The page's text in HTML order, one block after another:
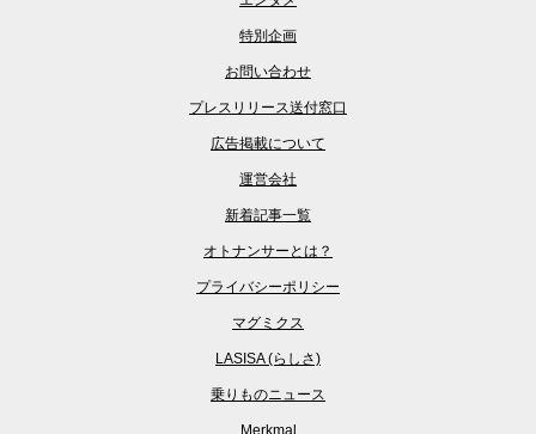
特別企画
お問い合わせ
プレスリリース送付窓口
広告掲載について
運営会社
新着記事一覧
オトナンサーとは？
プライバシーポリシー
マグミクス
LASISA (らしさ)
乗りものニュース
Merkmal